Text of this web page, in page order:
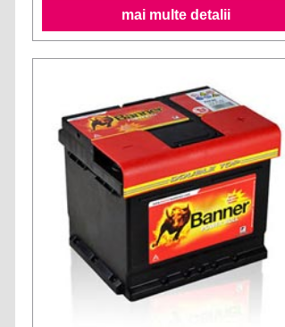
mai multe detalii